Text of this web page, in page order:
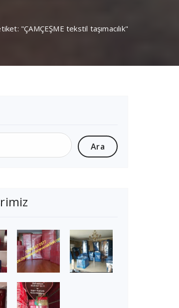
"ÇAMÇEŞME tekstil taşımacılık"